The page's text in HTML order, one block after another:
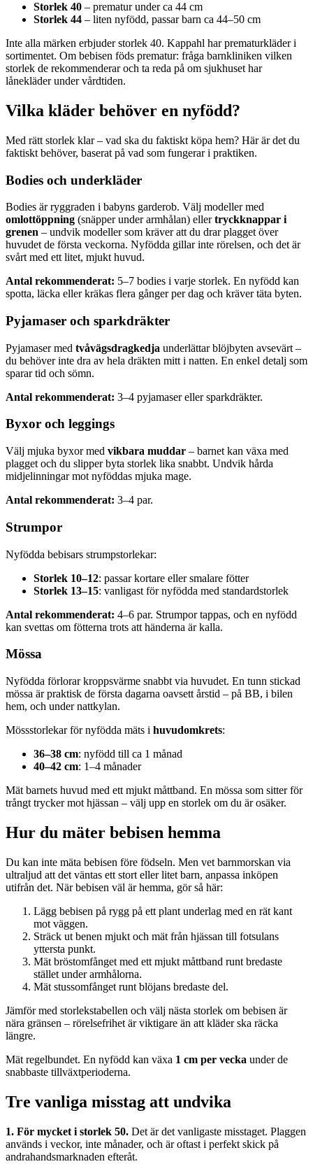
Storlek 40 – prematur under ca 44 cm
Storlek 44 – liten nyfödd, passar barn ca 44–50 cm
Inte alla märken erbjuder storlek 40. Kappahl har prematurkläder i
sortimentet. Om bebisen föds prematur: fråga barnkliniken vilken
storlek de rekommenderar och ta reda på om sjukhuset har
lånekläder under vårdtiden.
Vilka kläder behöver en nyfödd?
Med rätt storlek klar – vad ska du faktiskt köpa hem? Här är det du
faktiskt behöver, baserat på vad som fungerar i praktiken.
Bodies och underkläder
Bodies är ryggraden i babyns garderob. Välj modeller med
omlottöppning (snäpper under armhålan) ellertryckknappar i
grenen – undvik modeller som kräver att du drar plagget över
huvudet de första veckorna. Nyfödda gillar inte rörelsen, och det är
svårt med ett litet, mjukt huvud.
Antal rekommenderat: 5–7 bodies i varje storlek. En nyfödd kan
spotta, läcka eller kräkas flera gånger per dag och kräver täta byten.
Pyjamaser och sparkdräkter
Pyjamaser med tvåvägsdragkedja underlättar blöjbyten avsevärt –
du behöver inte dra av hela dräkten mitt i natten. En enkel detalj som
sparar tid och sömn.
Antal rekommenderat: 3–4 pyjamaser eller sparkdräkter.
Byxor och leggings
Välj mjuka byxor med vikbara muddar – barnet kan växa med
plagget och du slipper byta storlek lika snabbt. Undvik hårda
midjelinningar mot nyföddas mjuka mage.
Antal rekommenderat: 3–4 par.
Strumpor
Nyfödda bebisars strumpstorlekar:
Storlek 10–12: passar kortare eller smalare fötter
Storlek 13–15: vanligast för nyfödda med standardstorlek
Antal rekommenderat: 4–6 par. Strumpor tappas, och en nyfödd
kan svettas om fötterna trots att händerna är kalla.
Mössa
Nyfödda förlorar kroppsvärme snabbt via huvudet. En tunn stickad
mössa är praktisk de första dagarna oavsett årstid – på BB, i bilen
hem, och under nattkylan.
Mössstorlekar för nyfödda mäts i huvudomkrets:
36–38 cm: nyfödd till ca 1 månad
40–42 cm: 1–4 månader
Mät barnets huvud med ett mjukt måttband. En mössa som sitter för
trångt trycker mot hjässan – välj upp en storlek om du är osäker.
Hur du mäter bebisen hemma
Du kan inte mäta bebisen före födseln. Men vet barnmorskan via
ultraljud att det väntas ett stort eller litet barn, anpassa inköpen
utifrån det. När bebisen väl är hemma, gör så här:
Lägg bebisen på rygg på ett plant underlag med en rät kant
mot väggen.
Sträck ut benen mjukt och mät från hjässan till fotsulans
yttersta punkt.
Mät bröstomfånget med ett mjukt måttband runt bredaste
stället under armhålorna.
Mät stussomfånget runt blöjans bredaste del.
Jämför med storlekstabellen och välj nästa storlek om bebisen är
nära gränsen – rörelsefrihet är viktigare än att kläder ska räcka
längre.
Mät regelbundet. En nyfödd kan växa 1 cm per vecka under de
snabbaste tillväxtperioderna.
Tre vanliga misstag att undvika
1. För mycket i storlek 50. Det är det vanligaste misstaget. Plaggen
används i veckor, inte månader, och är oftast i perfekt skick på
andrahandsmarknaden efteråt.